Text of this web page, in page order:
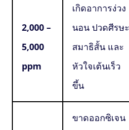
2,000 –
5,000
ppm
เกิดอาการง่วง
นอน ปวดศีรษะ
สมาธิสั้น และ
หัวใจเต้นเร็ว
ขึ้น
ขาดออกซิเจน